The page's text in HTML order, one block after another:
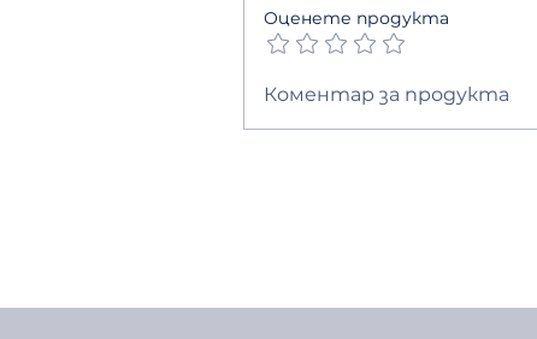
Оценете продукта
Коментар за продукта